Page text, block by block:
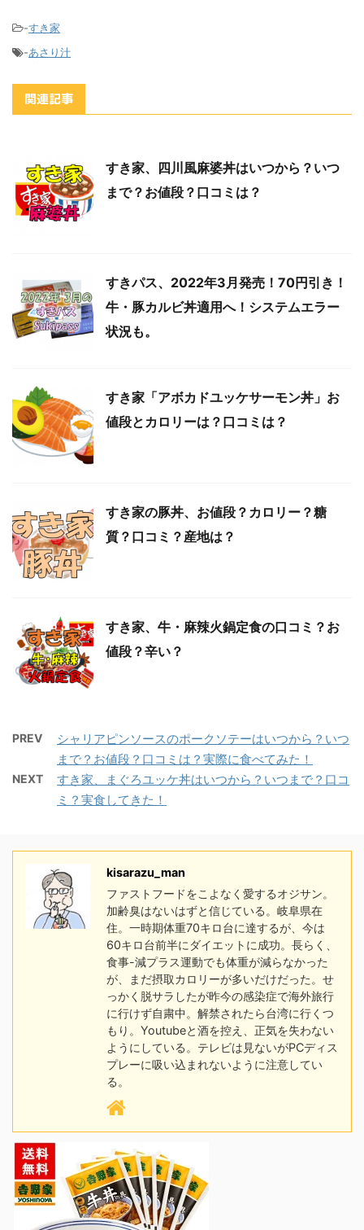
-すき家
-あさり汁
関連記事
すき家、四川風麻婆丼はいつから？いつ
まで？お値段？口コミは？
すきパス、2022年3月発売！70円引き！
牛・豚カルビ丼適用へ！システムエラー
状況も。
すき家「アボカドユッケサーモン丼」お
値段とカロリーは？口コミは？
すき家の豚丼、お値段？カロリー？糖
質？口コミ？産地は？
すき家、牛・麻辣火鍋定食の口コミ？お
値段？辛い？
PREV
シャリアピンソースのポークソテーはいつから？いつ
まで？お値段？口コミは？実際に食べてみた！
NEXT
すき家、まぐろユッケ丼はいつから？いつまで？口コ
ミ？実食してきた！
kisarazu_man
ファストフードをこよなく愛するオジサン。
加齢臭はないはずと信じている。岐阜県在
住。一時期体重70キロ台に達するが、今は
60キロ台前半にダイエットに成功。長らく、
食事-減プラス運動でも体重が減らなかった
が、まだ摂取カロリーが多いだけだった。せ
っかく脱サラしたが昨今の感染症で海外旅行
に行けず自粛中。解禁されたら台湾に行くつ
もり。Youtubeと酒を控え、正気を失わない
ようにしている。テレビは見ないがPCディス
プレーに吸い込まれないように注意してい
る。